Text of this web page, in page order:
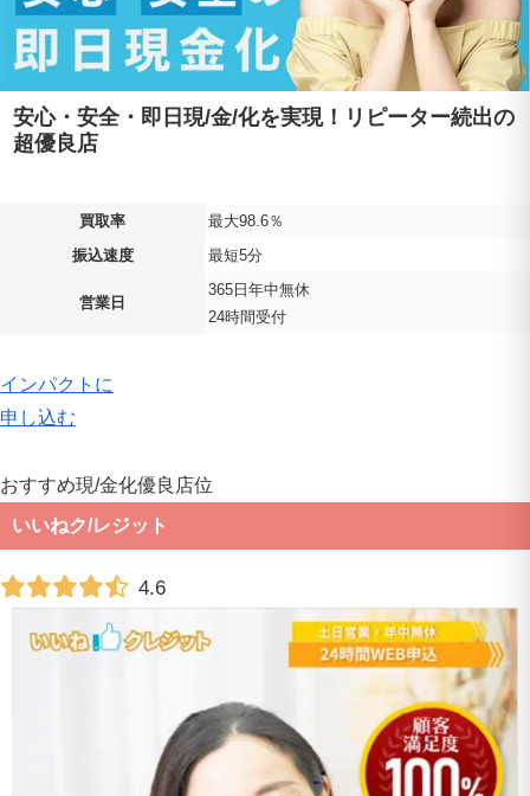
安心・安全・即日現/金/化を実現！リピーター続出の
超優良店
買取率
最大98.6％
振込速度
最短5分
営業日
365日年中無休
24時間受付
インパクトに
申し込む
おすすめ現/金化優良店位
いいねク/レジット
4.6